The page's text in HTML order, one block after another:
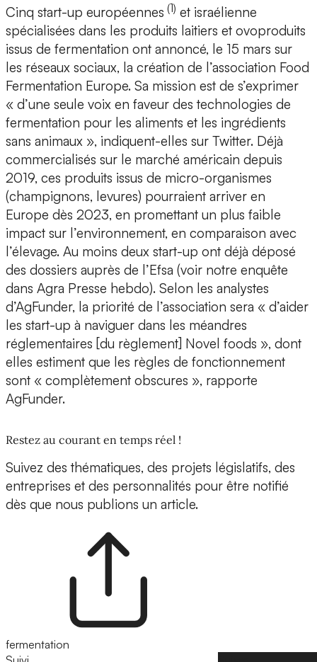
Cinq start-up européennes (1) et israélienne
spécialisées dans les produits laitiers et ovoproduits
issus de fermentation ont annoncé, le 15 mars sur
les réseaux sociaux, la création de l’association Food
Fermentation Europe. Sa mission est de s’exprimer
« d’une seule voix en faveur des technologies de
fermentation pour les aliments et les ingrédients
sans animaux », indiquent-elles sur Twitter. Déjà
commercialisés sur le marché américain depuis
2019, ces produits issus de micro-organismes
(champignons, levures) pourraient arriver en
Europe dès 2023, en promettant un plus faible
impact sur l’environnement, en comparaison avec
l’élevage. Au moins deux start-up ont déjà déposé
des dossiers auprès de l’Efsa (voir notre enquête
dans Agra Presse hebdo). Selon les analystes
d’AgFunder, la priorité de l’association sera « d’aider
les start-up à naviguer dans les méandres
réglementaires [du règlement] Novel foods », dont
elles estiment que les règles de fonctionnement
sont « complètement obscures », rapporte
AgFunder.
Restez au courant en temps réel !
Suivez des thématiques, des projets législatifs, des
entreprises et des personnalités pour être notifié
dès que nous publions un article.
fermentation